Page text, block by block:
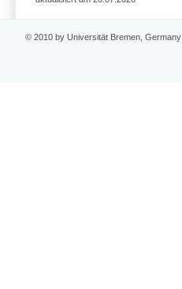
© 2010 by Universität Bremen, Germany